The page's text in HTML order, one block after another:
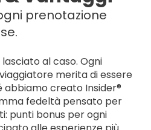
ogni prenotazione
lasciato al caso. Ogni
merita di essere
creato Insider®
fedeltà pensato per
punti bonus per ogni